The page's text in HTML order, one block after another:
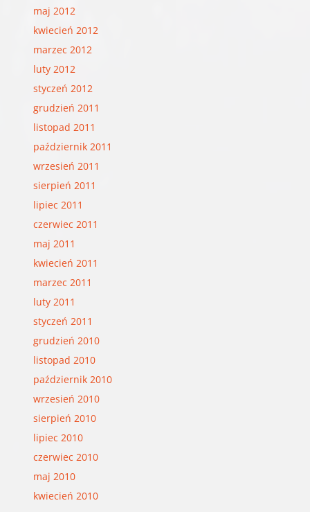
maj 2012
kwiecień 2012
marzec 2012
luty 2012
styczeń 2012
grudzień 2011
listopad 2011
październik 2011
wrzesień 2011
sierpień 2011
lipiec 2011
czerwiec 2011
maj 2011
kwiecień 2011
marzec 2011
luty 2011
styczeń 2011
grudzień 2010
listopad 2010
październik 2010
wrzesień 2010
sierpień 2010
lipiec 2010
czerwiec 2010
maj 2010
kwiecień 2010